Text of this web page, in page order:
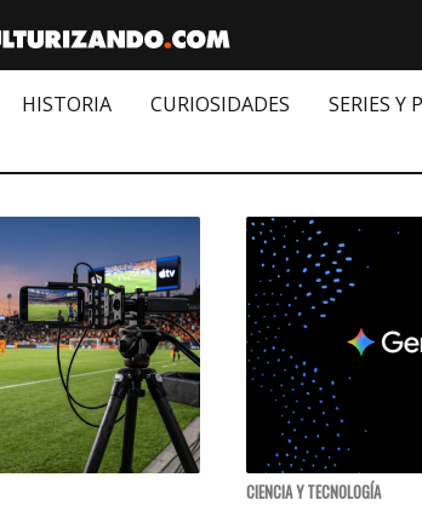
HISTORIA CURIOSIDADES SERIES Y
CIENCIA Y TECNOLOGÍA